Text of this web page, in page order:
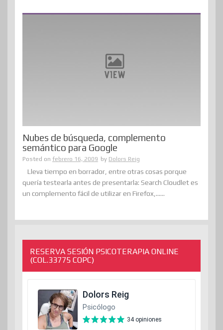
Nubes de búsqueda, complemento
semántico para Google
Posted on febrero 16, 2009 by Dolors Reig
Lleva tiempo en borrador, entre otras cosas porque
quería testearla antes de presentarla: Search Cloudlet es
un complemento fácil de utilizar en Firefox,......
RESERVA SESIÓN PSICOTERAPIA ONLINE
(COL.33775 COPC)